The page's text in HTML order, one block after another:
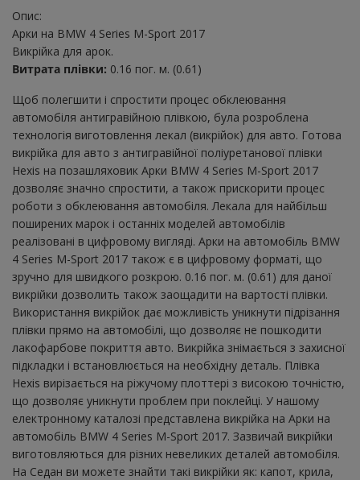
Опис:
Арки на BMW 4 Series M-Sport 2017
Викрійка для арок.
Витрата плівки: 0.16 пог. м. (0.61)
Щоб полегшити і спростити процес обклеювання
автомобіля антигравійною плівкою, була розроблена
технологія виготовлення лекал (викрійок) для авто. Готова
викрійка для авто з антигравійної поліуретанової плівки
Hexis на позашляховик Арки BMW 4 Series M-Sport 2017
дозволяє значно спростити, а також прискорити процес
роботи з обклеювання автомобіля. Лекала для найбільш
поширених марок і останніх моделей автомобілів
реалізовані в цифровому вигляді. Арки на автомобіль BMW
4 Series M-Sport 2017 також є в цифровому форматі, що
зручно для швидкого розкрою. 0.16 пог. м. (0.61) для даної
викрійки дозволить також заощадити на вартості плівки.
Використання викрійок дає можливість уникнути підрізання
плівки прямо на автомобілі, що дозволяє не пошкодити
лакофарбове покриття авто. Викрійка знімається з захисної
підкладки і встановлюється на необхідну деталь. Плівка
Hexis вирізається на ріжучому плоттері з високою точністю,
що дозволяє уникнути проблем при поклейці. У нашому
електронному каталозі представлена ​​викрійка на Арки на
автомобіль BMW 4 Series M-Sport 2017. Зазвичай викрійки
виготовляються для різних невеликих деталей автомобіля.
На Седан ви можете знайти такі викрійки як: капот, крила,